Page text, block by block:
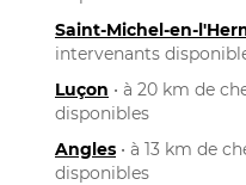
Saint-Michel-en-
intervenants
Luçon • à 20 km de
disponibles
Angles • à 13 km de
disponibles